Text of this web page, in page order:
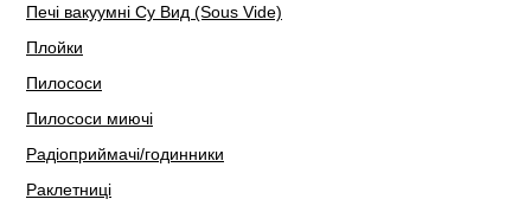
Печі вакуумні Су Вид (Sous Vide)
Плойки
Пилососи
Пилососи миючі
Радіоприймачі/годинники
Раклетниці